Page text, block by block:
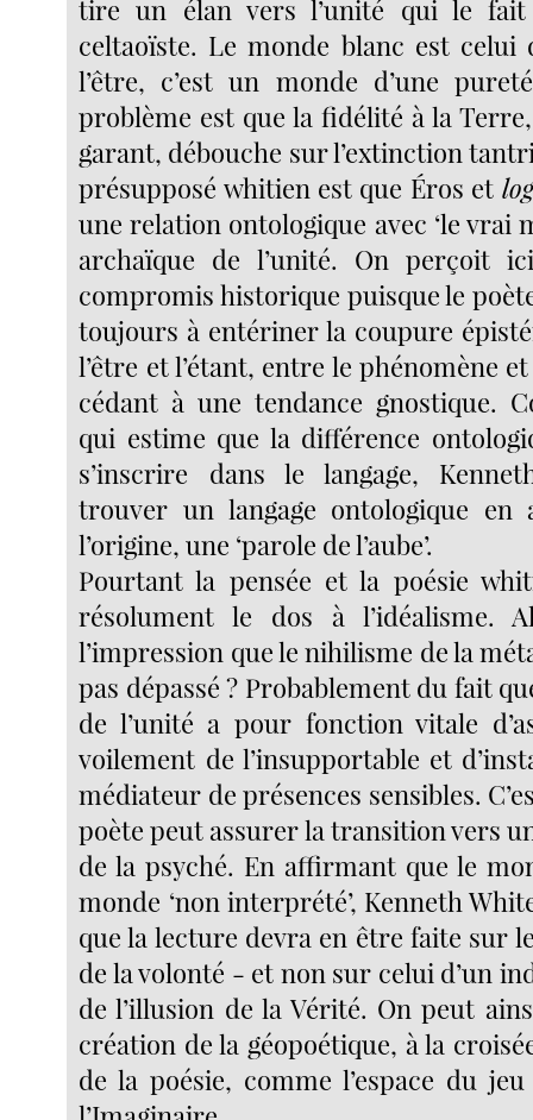
tire un élan vers l’unité qui le
celtaoïste. Le monde blanc est celui
l’être, c’est un monde d’une
problème est que la fidélité à la
garant, débouche sur l’extinction
présupposé whitien est que Éros et
une relation ontologique avec ‘le vrai
archaïque de l’unité. On perçoit
compromis historique puisque le
toujours à entériner la coupure
l’être et l’étant, entre le phénomène
cédant à une tendance gnostique.
qui estime que la différence
s’inscrire dans le langage,
trouver un langage ontologique en
l’origine, une ‘parole de l’aube’.
Pourtant la pensée et la poésie
résolument le dos à l’idéalisme.
l’impression que le nihilisme de la
pas dépassé ? Probablement du fait
de l’unité a pour fonction vitale
voilement de l’insupportable et
médiateur de présences sensibles.
poète peut assurer la transition vers
de la psyché. En affirmant que le
monde ‘non interprété’, Kenneth
que la lecture devra en être faite sur
de la volonté - et non sur celui d’un
de l’illusion de la Vérité. On peut
création de la géopoétique, à la
de la poésie, comme l’espace du